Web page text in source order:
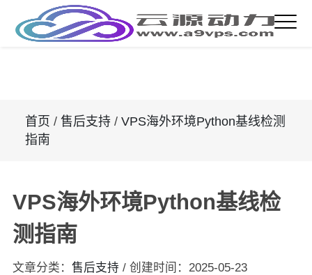
首页 / 售后支持/ VPS海外环境Python基线检测
指南
VPS海外环境Python基线检
测指南
文章分类： 售后支持 / 创建时间： 2025-05-23